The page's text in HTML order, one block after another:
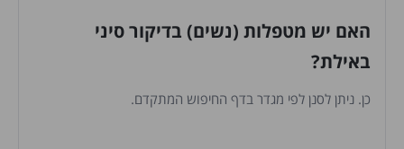
האם יש מטפלות (נשים) בדיקור סיני
באילת?
כן. ניתן לסנן לפי מגדר בדף החיפוש המתקדם.